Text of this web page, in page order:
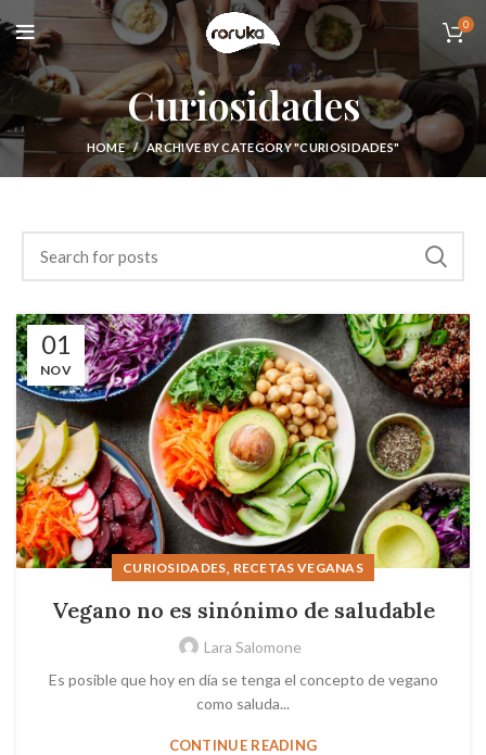
0
Curiosidades
HOME ARCHIVE BY CATEGORY "CURIOSIDADES"
01
NOV
CURIOSIDADES, RECETAS VEGANAS
Vegano no es sinónimo de saludable
Lara Salomone
Es posible que hoy en día se tenga el concepto de vegano
como saluda...
CONTINUE READING